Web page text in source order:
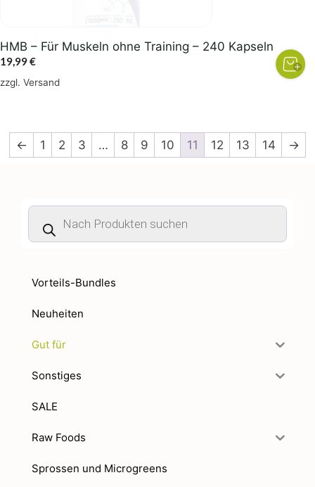
HMB – Für Muskeln ohne Training – 240 Kapseln
19,99€
zzgl. Versand
← 1 2 3 … 8 9 10 11 12 13 14 →
Products
search
Vorteils-Bundles
Neuheiten
Gut für
Sonstiges
SALE
Raw Foods
Sprossen und Microgreens